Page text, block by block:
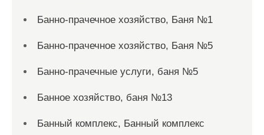
Банно-прачечное хозяйство, Баня №1
Банно-прачечное хозяйство, Баня №5
Банно-прачечные услуги, баня №5
Банное хозяйство, баня №13
Банный комплекс, Банный комплекс